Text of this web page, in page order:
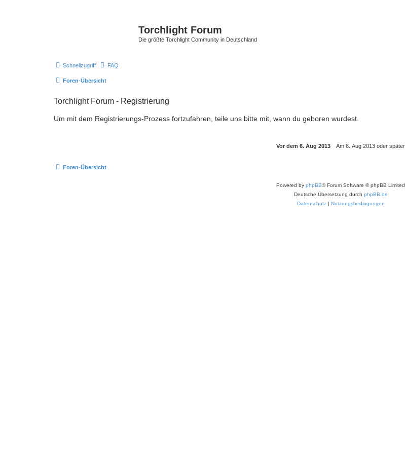
Torchlight Forum
Die größte Torchlight Community in Deutschland
Schnellzugriff FAQ
Foren-Übersicht
Torchlight Forum - Registrierung
Um mit dem Registrierungs-Prozess fortzufahren, teile uns bitte mit, wann du geboren wurdest.
Foren-Übersicht
Powered by phpBB® Forum Software © phpBB Limited
Deutsche Übersetzung durch phpBB.de
Datenschutz| Nutzungsbedingungen